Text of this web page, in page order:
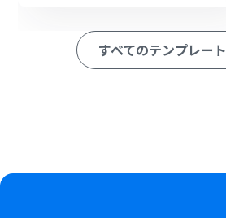
します。
最後に、Google ドキュメントの
加」アクションを設定し、
■このワークフローのカスタムポイント
すべてのテンプレー